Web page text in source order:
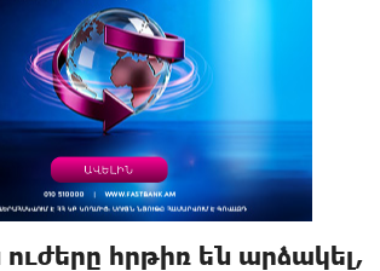
հրթիռ են արձակել,